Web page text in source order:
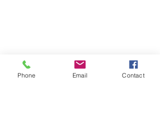
Phone Email Contact